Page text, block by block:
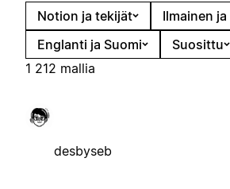
Notion ja tekijät
Ilmainen
Englanti ja Suomi
Suosittu
1 212 mallia
desbyseb